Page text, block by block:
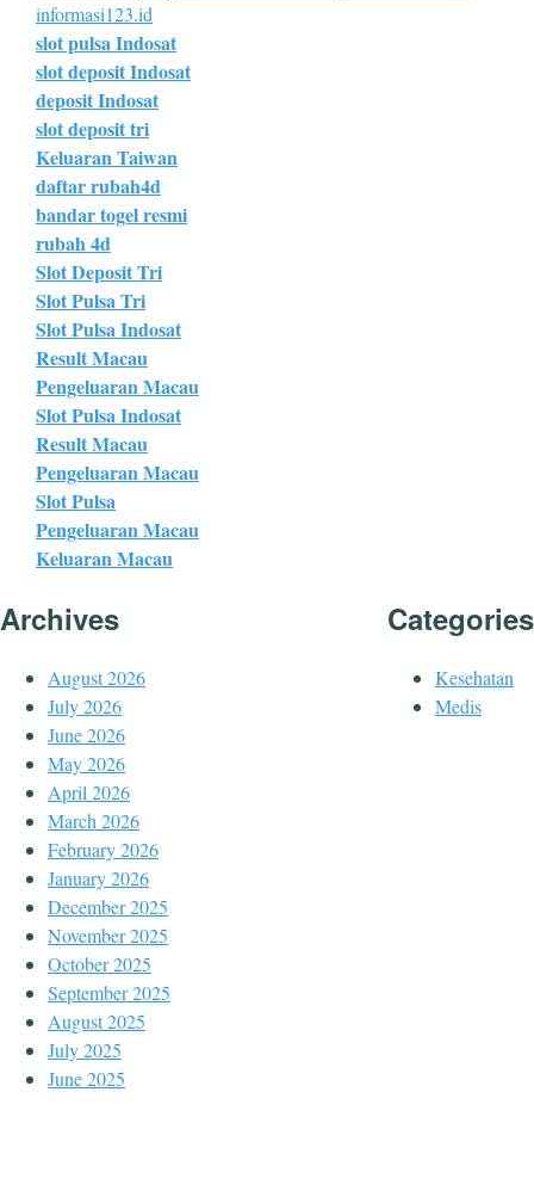
informasi123.id
slot pulsa Indosat
slot deposit Indosat
deposit Indosat
slot deposit tri
Keluaran Taiwan
daftar rubah4d
bandar togel resmi
rubah 4d
Slot Deposit Tri
Slot Pulsa Tri
Slot Pulsa Indosat
Result Macau
Pengeluaran Macau
Slot Pulsa Indosat
Result Macau
Pengeluaran Macau
Slot Pulsa
Pengeluaran Macau
Keluaran Macau
Archives
August 2026
July 2026
June 2026
May 2026
April 2026
March 2026
February 2026
January 2026
December 2025
November 2025
October 2025
September 2025
August 2025
July 2025
June 2025
Categories
Kesehatan
Medis